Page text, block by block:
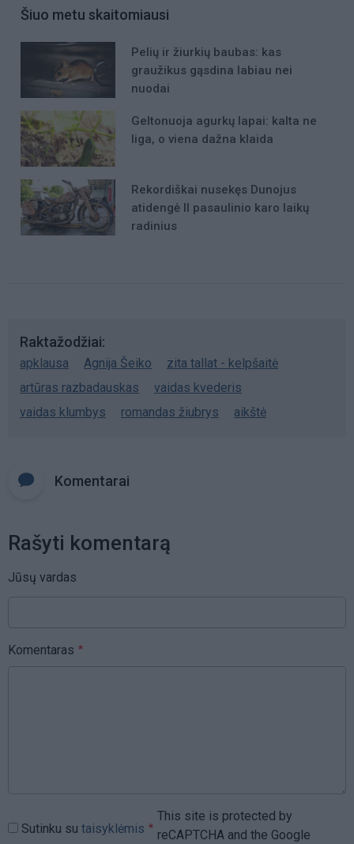
Šiuo metu skaitomiausi
Pelių ir žiurkių baubas: kas
graužikus gąsdina labiau nei
nuodai
Geltonuoja agurkų lapai: kalta ne
liga, o viena dažna klaida
Rekordiškai nusekęs Dunojus
atidengė II pasaulinio karo laikų
radinius
Raktažodžiai
apklausa Agnija Šeiko
zita tallat - kelpšaitė
artūras razbadauskas
vaidas kvederis
vaidas klumbys
romandas žiubrys aikštė
Komentarai
Rašyti komentarą
Jūsų vardas
Komentaras
Sutinku su taisyklėmis
This site is protected by
reCAPTCHA and the Google